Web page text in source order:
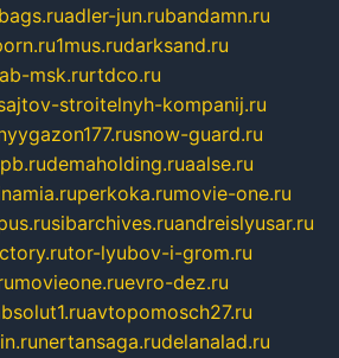
adler-jun.rubandamn.ru
1mus.rudarksand.ru
msk.rurtdco.ru
stroitelnyh-kompanij.ru
snow-guard.ru
demaholding.ruaalse.ru
perkoka.rumovie-one.ru
sibarchives.ruandreislyusar.ru
tor-lyubov-i-grom.ru
movieone.ruevro-dez.ru
avtopomosch27.ru
nertansaga.rudelanalad.ru